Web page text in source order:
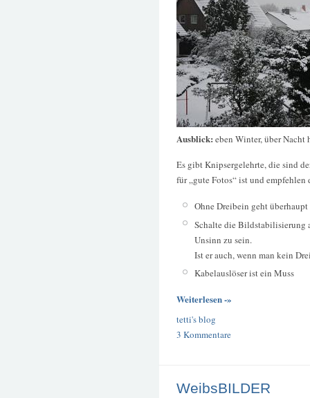
Ausblick: eben Winter, über Nacht
Es gibt Knipsergelehrte, die sind
für „gute Fotos“ ist und
Ohne Dreibein geht
Schalte die Bildstabilisierung
Unsinn zu sein.
Ist er auch, wenn man kein
Kabelauslöser ist ein Muss
Weiterlesen -»
tetti's blog
3 Kommentare
WeibsBILDER